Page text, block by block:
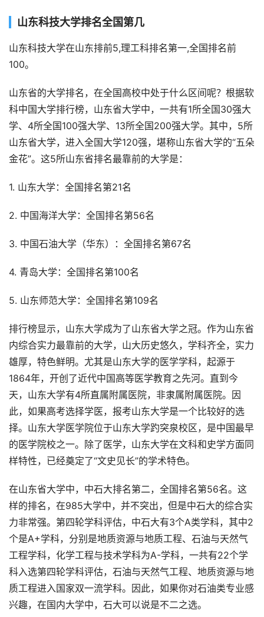
山东科技大学排名全国第几
山东科技大学在山东排前5,理工科排名第一,全国排名前
100。
山东省的大学排名，在全国高校中处于什么区间呢？根据软
科中国大学排行榜，山东省大学中，一共有1所全国30强大
学、4所全国100强大学、13所全国200强大学。其中，5所
山东省大学，进入全国大学120强，堪称山东省大学的“五朵
金花”。这5所山东省排名最靠前的大学是：
1. 山东大学：全国排名第21名
2. 中国海洋大学：全国排名第56名
3. 中国石油大学（华东）：全国排名第67名
4. 青岛大学：全国排名第100名
5. 山东师范大学：全国排名第109名
排行榜显示，山东大学成为了山东省大学之冠。作为山东省
内综合实力最靠前的大学，山大历史悠久，学科齐全，实力
雄厚，特色鲜明。尤其是山东大学的医学学科，起源于
1864年，开创了近代中国高等医学教育之先河。直到今
天，山东大学有4所直属附属医院，非隶属附属医院。因
此，如果高考选择学医，报考山东大学是一个比较好的选
择。山东大学医学院位于山东大学趵突泉校区，是中国最早
的医学院校之一。除了医学，山东大学在文科和史学方面同
样特性，已经奠定了“文史见长”的学术特色。
在山东省大学中，中石大排名第二，全国排名第56名。这
样的排名，在985大学中，并不突出，但是中石大的综合实
力非常强。第四轮学科评估，中石大有3个A类学科，其中2
个是A+学科，分别是地质资源与地质工程、石油与天然气
工程学科，化学工程与技术学科为A-学科，一共有22个学
科入选第四轮学科评估，石油与天然气工程、地质资源与地
质工程进入国家双一流学科。因此，如果你对石油类专业感
兴趣，在国内大学中，石大可以说是不二之选。